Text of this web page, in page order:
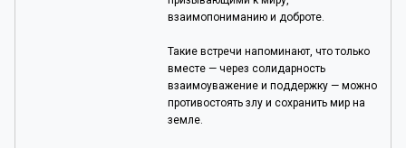
взаимопониманию и доброте.
Такие встречи напоминают, что только
вместе — через солидарность
взаимоуважение и поддержку — можно
противостоять злу и сохранить мир на
земле.